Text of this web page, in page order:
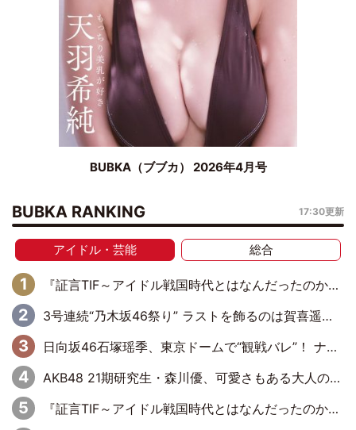
BUBKA（ブブカ） 2026年4月号
BUBKA RANKING 17:30更新
アイドル・芸能 総合
『証言TIF～アイドル戦国時代とはなんだったのか～』第6回：でんぱ組.inc・古川未鈴×相沢梨紗「『ハロプロやりたかったな』って言ったら、夢眠ねむさんに『てめえはでんぱ組．incなんだよ！』って肩パンされて(笑)」
3号連続“乃木坂46祭り” ラストを飾るのは賀喜遥香…5年ぶりの登場に「5年分大人になった私を見ていただけたら」
日向坂46石塚瑶季、東京ドームで“観戦バレ”！ ナイツ・塙も認めた「巨人に詳しすぎるアイドル」は元VENUSスクール生で杉内コーチ推し⁉
AKB48 21期研究生・森川優、可愛さもある大人の女性に
『証言TIF～アイドル戦国時代とはなんだったのか～』第10回：さくら学院・武藤彩未×飯田らうら「正直、中3で辞めるというのを信じてなくて。そう言われてはいたけど、嘘でしょって」